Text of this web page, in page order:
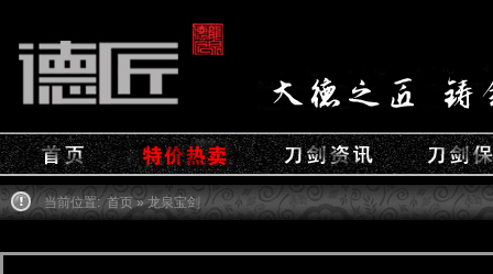
当前位置: 首页» 龙泉宝剑